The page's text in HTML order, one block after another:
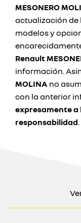
MESONERO
actualización de
modelos y
Renault
información.
MOLINA no
con la anterior
expresamente a
responsabilidad.